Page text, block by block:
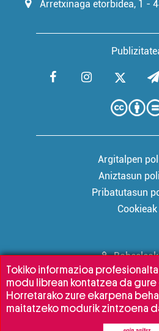
Arretxinaga etorbidea, 1 -
Argitalpen
Aniztasun
Pribatutasun
Cookieak
Tokiko informazioa
modu librean kontatzea da gure
Horretarako zure ekarpena
maitatzeko modurik zintzoena